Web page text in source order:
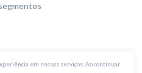
em nossos serviços. Ao continuar